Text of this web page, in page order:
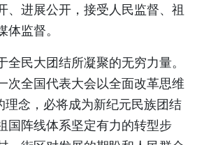
、进展公开，接受人民监督、祖
监督。
民大团结所凝聚的无穷力量。
次全国代表大会以全面改革思维
理念，必将成为新纪元民族团结
国阵线体系坚定有力的转型步